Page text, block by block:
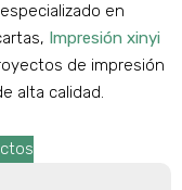
en
Impresión xinyi
de impresión
alta calidad.